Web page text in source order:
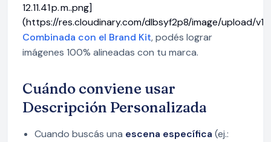
12.11.41 p. m..png]
(https://res.cloudinary.com/dlbsyf2p8/image/upload/
Combinada con el Brand Kit, podés lograr
imágenes 100% alineadas con tu marca.
Cuándo conviene usar
Descripción Personalizada
Cuando buscás una escena específica (ej.: